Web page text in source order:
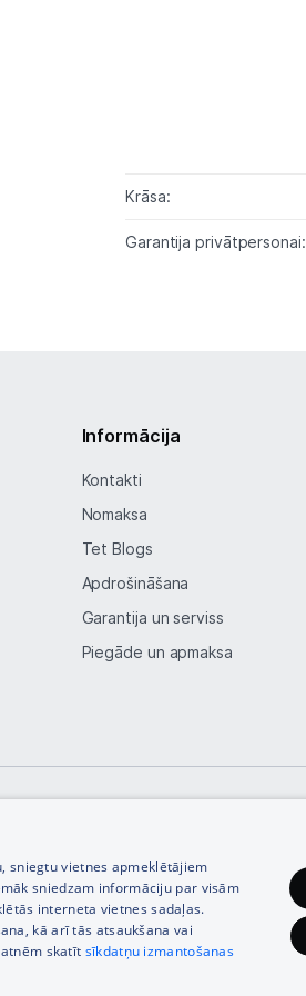
Krāsa:
Garantija privātpersonai:
Informācija
Kontakti
Nomaksa
Tet Blogs
Apdrošināšana
Garantija un serviss
Piegāde un apmaksa
sniegtu vietnes apmeklētājiem
sniedzam informāciju par visām
interneta vietnes sadaļas.
kā arī tās atsaukšana vai
skatīt sīkdatņu izmantošanas